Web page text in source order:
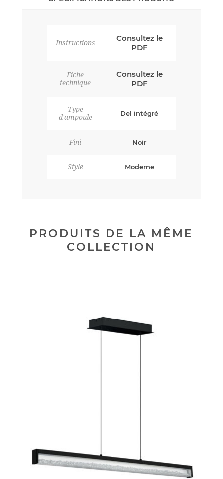
Instructions
Consultez le
PDF
Fiche
technique
Consultez le
PDF
Type
d'ampoule
Del intégré
Fini Noir
Style Moderne
PRODUITS DE LA MÊME
COLLECTION